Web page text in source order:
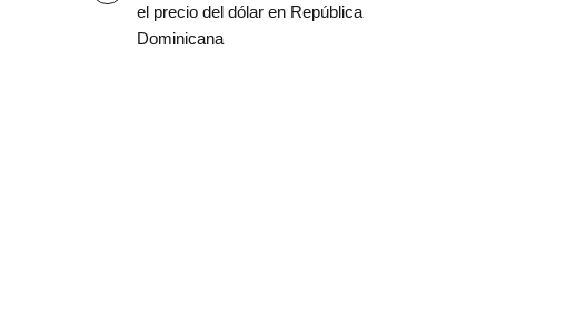
el precio del dólar en República
Dominicana